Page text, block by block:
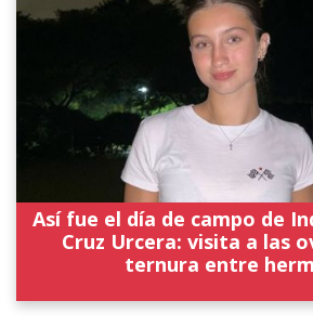
Así fue el día de campo de
Cruz Urcera: visita a las
ternura entre